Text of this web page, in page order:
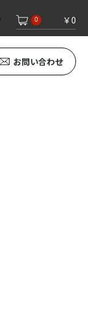
0 ￥0
お問い合わせ